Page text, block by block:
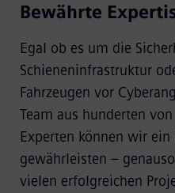
Bewährte
Egal ob es um die
Schieneninfrastruktur
Fahrzeugen vor
Team aus hunderten
Experten können wir
gewährleisten –
vielen erfolgreichen